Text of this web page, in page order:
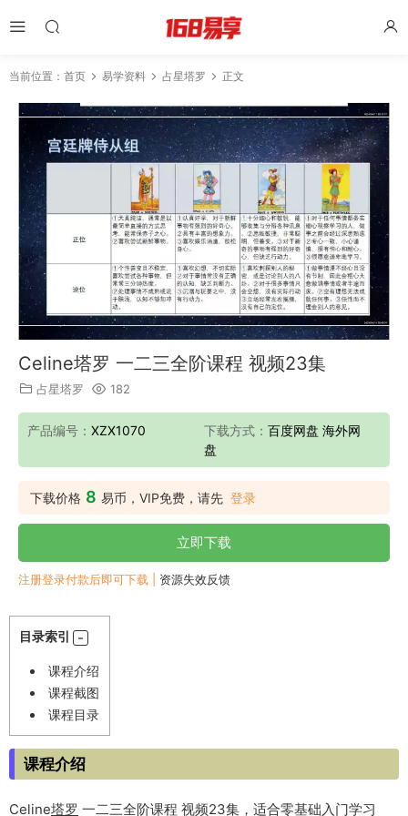
当前位置： 首页 易学资料 占星塔罗 正文
Celine塔罗 一二三全阶课程 视频23集
占星塔罗 182
产品编号： XZX1070 下载方式： 百度网盘 海外网
盘
下载价格 8 易币，VIP免费，请先 登录
立即下载
注册登录付款后即可下载 | 资源失效反馈
目录索引
课程介绍
课程截图
课程目录
课程介绍
Celine塔罗 一二三全阶课程 视频23集，适合零基础入门学习